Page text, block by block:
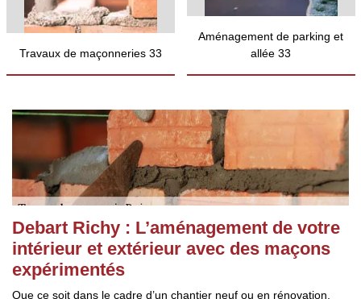
Travaux de maçonneries 33
Aménagement de parking et
allée 33
Debart Richy : L’aménagement de votre
intérieur et extérieur avec des maçons
expérimentés
Que ce soit dans le cadre d’un chantier neuf ou en rénovation,